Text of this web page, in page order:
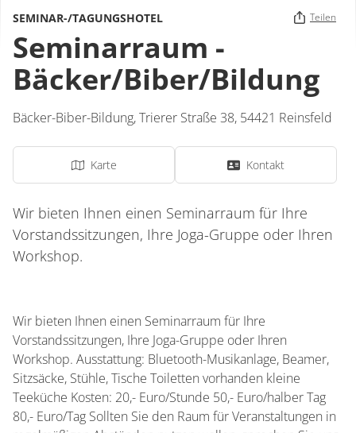
SEMINAR-/TAGUNGSHOTEL Teilen
Seminarraum -
Bäcker/Biber/Bildung
Bäcker-Biber-Bildung,Trierer Straße 38, 54421 Reinsfeld
Karte Kontakt
Wir bieten Ihnen einen Seminarraum für Ihre
Vorstandssitzungen, Ihre Joga-Gruppe oder Ihren
Workshop.
Wir bieten Ihnen einen Seminarraum für Ihre
Vorstandssitzungen, Ihre Joga-Gruppe oder Ihren
Workshop. Ausstattung: Bluetooth-Musikanlage, Beamer,
Sitzsäcke, Stühle, Tische Toiletten vorhanden kleine
Teeküche Kosten: 20,- Euro/Stunde 50,- Euro/halber Tag
80,- Euro/Tag Sollten Sie den Raum für Veranstaltungen in